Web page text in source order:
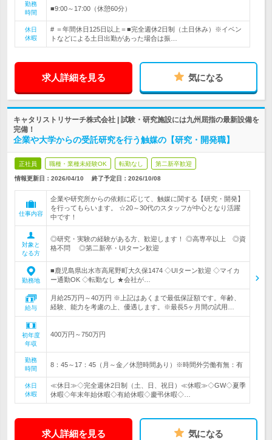
勤務
時間
■9:00～17:00（休憩60分）
休日
休暇
# ＝年間休日125日以上＝■完全週休2日制（土日休み）※イベン
トなどによる土日出勤があった場合は振…
求人詳細を見る 気になる
キャタリストリサーチ株式会社 | 試験・研究施設には九州屈指の最新設備を
完備！
企業や大学からの受託研究を行う触媒の【研究・開発職】
正社員 職種・業種未経験OK 転勤なし 第二新卒歓迎
情報更新日：2026/04/10 終了予定日： 2026/10/08
仕事内容
企業や研究所からの依頼に応じて、触媒に関する【研究・開発】
を行ってもらいます。 ☆20～30代のスタッフが中心となり活躍
中です！
対象と
なる方
◎研究・実験の経験がある方、歓迎します！ ◎高専卒以上 ◎資
格不問 ◎第二新卒・UIターン歓迎
勤務地
■鹿児島県出水市高尾野町大久保1474 ◇UIターン歓迎 ◇マイカ
ー通勤OK ◇転勤なし ★会社が…
給与
月給25万円～40万円 ※上記はあくまで最低保証額です。年齢、
経験、能力を考慮の上、優遇します。※最長5ヶ月間の試用…
初年度
年収
400万円～750万円
勤務
時間
8：45～17：45（月～金／休憩時間あり）※時間外労働有無：有
休日
休暇
≪休日≫◇完全週休2日制（土、日、祝日）≪休暇≫◇GW◇夏季
休暇◇年末年始休暇◇有給休暇◇慶弔休暇◇…
求人詳細を見る 気になる